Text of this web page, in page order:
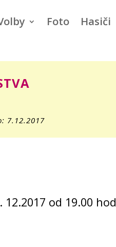
Foto Hasiči
7.12.2017
od 19.00 hod